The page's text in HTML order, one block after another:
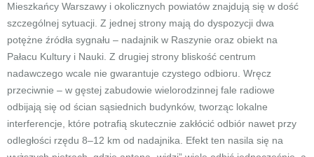
Mieszkańcy Warszawy i okolicznych powiatów znajdują się w dość
szczególnej sytuacji. Z jednej strony mają do dyspozycji dwa
potężne źródła sygnału – nadajnik w Raszynie oraz obiekt na
Pałacu Kultury i Nauki. Z drugiej strony bliskość centrum
nadawczego wcale nie gwarantuje czystego odbioru. Wręcz
przeciwnie – w gęstej zabudowie wielorodzinnej fale radiowe
odbijają się od ścian sąsiednich budynków, tworząc lokalne
interferencje, które potrafią skutecznie zakłócić odbiór nawet przy
odległości rzędu 8–12 km od nadajnika. Efekt ten nasila się na